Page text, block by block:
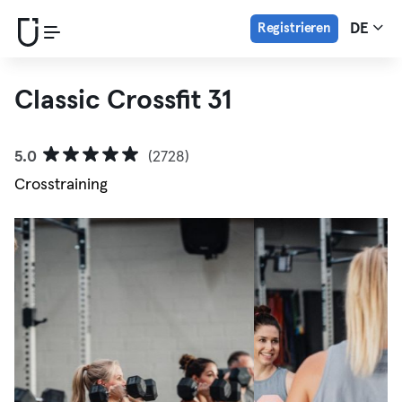
Registrieren DE
Classic Crossfit 31
5.0
(2728)
Crosstraining